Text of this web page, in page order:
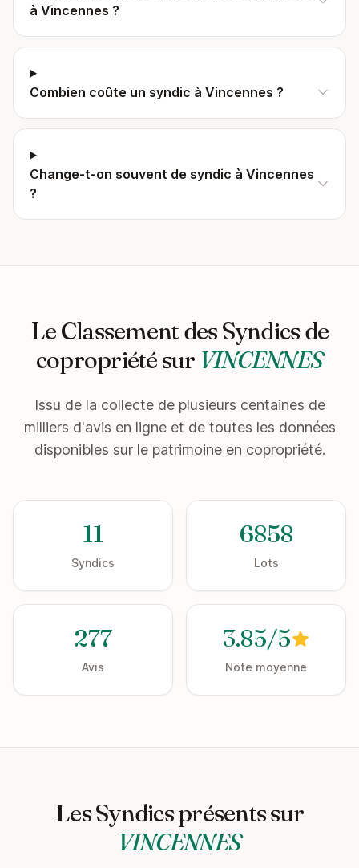
à Vincennes ?
Combien coûte un syndic à Vincennes ?
Change-t-on souvent de syndic à Vincennes
?
Le Classement des Syndics de
copropriété sur VINCENNES
Issu de la collecte de plusieurs centaines de
milliers d'avis en ligne et de toutes les données
disponibles sur le patrimoine en copropriété.
11
Syndics
6858
Lots
277
Avis
3.85/5
Note moyenne
Les Syndics présents sur
VINCENNES